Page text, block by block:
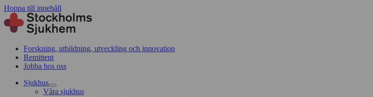
Hoppa till innehåll
Forskning, utbildning, utveckling och innovation
Remittent
Jobba hos oss
Sjukhus
Våra sjukhus